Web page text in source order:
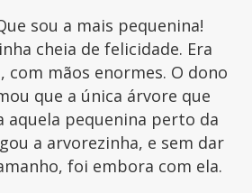
sou a mais pequenina!
cheia de felicidade. Era
com mãos enormes. O dono
que a única árvore que
aquela pequenina perto da
a arvorezinha, e sem dar
foi embora com ela.